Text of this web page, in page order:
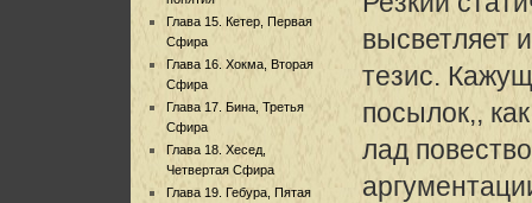
Глава 15. Кетер, Первая
Сфира
Глава 16. Хокма, Вторая
Сфира
Глава 17. Бина, Третья
Сфира
Глава 18. Хесед,
Четвертая Сфира
Глава 19. Гебура, Пятая
высветляет
тезис.
посылок,,
лад